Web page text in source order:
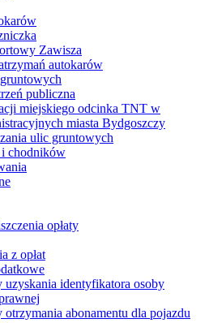
Zawisza
autokarów
publiczna
miejskiego odcinka TNT w
miasta Bydgoszczy
ulic gruntowych
chodników
opłaty
z opłat
uzyskania identyfikatora osoby
otrzymania abonamentu dla pojazdu